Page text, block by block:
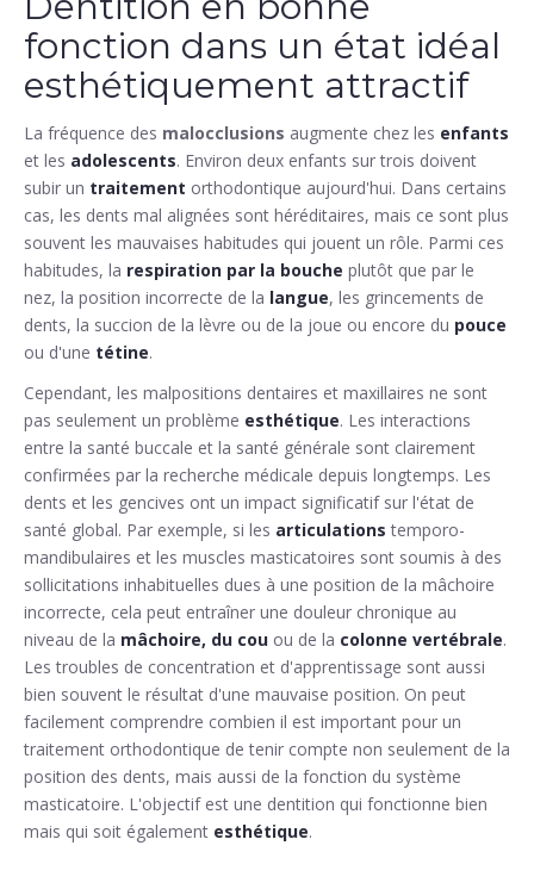
fonction dans un état idéal
esthétiquement attractif
La fréquence des malocclusions augmente chez les enfants
et les adolescents. Environ deux enfants sur trois doivent
subir un traitement orthodontique aujourd'hui. Dans certains
cas, les dents mal alignées sont héréditaires, mais ce sont plus
souvent les mauvaises habitudes qui jouent un rôle. Parmi ces
habitudes, la respiration par la bouche plutôt que par le
nez, la position incorrecte de la langue, les grincements de
dents, la succion de la lèvre ou de la joue ou encore du pouce
ou d'une tétine.
Cependant, les malpositions dentaires et maxillaires ne sont
pas seulement un problème esthétique. Les interactions
entre la santé buccale et la santé générale sont clairement
confirmées par la recherche médicale depuis longtemps. Les
dents et les gencives ont un impact significatif sur l'état de
santé global. Par exemple, si les articulations temporo-
mandibulaires et les muscles masticatoires sont soumis à des
sollicitations inhabituelles dues à une position de la mâchoire
incorrecte, cela peut entraîner une douleur chronique au
niveau de la mâchoire, du cou ou de la colonne vertébrale.
Les troubles de concentration et d'apprentissage sont aussi
bien souvent le résultat d'une mauvaise position. On peut
facilement comprendre combien il est important pour un
traitement orthodontique de tenir compte non seulement de la
position des dents, mais aussi de la fonction du système
masticatoire. L'objectif est une dentition qui fonctionne bien
mais qui soit également esthétique.